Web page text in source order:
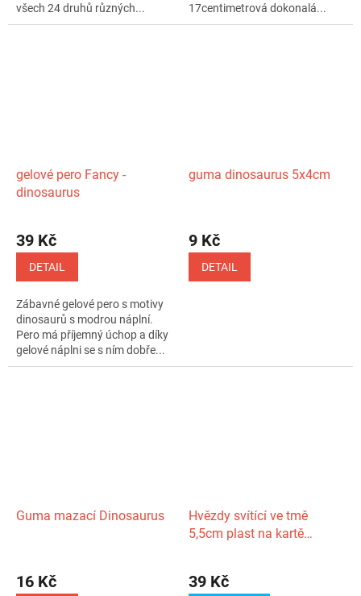
všech 24 druhů různých...
17centimetrová dokonalá...
gelové pero Fancy -
dinosaurus
39 Kč
DETAIL
Zábavné gelové pero s motivy
dinosaurů s modrou náplní.
Pero má příjemný úchop a díky
gelové náplni se s ním dobře...
guma dinosaurus 5x4cm
9 Kč
DETAIL
Guma mazací Dinosaurus
16 Kč
Hvězdy svítící ve tmě
5,5cm plast na kartě
39 Kč